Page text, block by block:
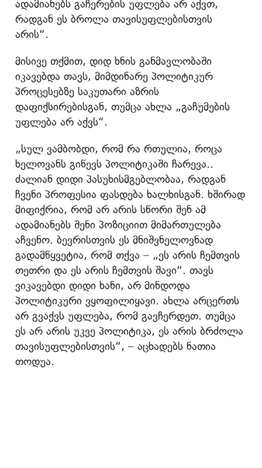
ადამიანებს გაჩერების უფლება არ აქვთ,
რადგან ეს ბროლა თავისუფლებისთვის
არის“.
მისივე თქმით, დიდ ხნის განმავლობაში
იკავებდა თავს, მიმდინარე პოლიტიკურ
პროცესებზე საკუთარი აზრის
დაფიქსირებისგან, თუმცა ახლა „გაჩუმების
უფლება არ აქვს“.
„სულ ვამბობდი, რომ რა რთულია, როცა
ხელოვანს გიწევს პოლიტიკაში ჩარევა..
ძალიან დიდი პასუხისმგებლობაა, რადგან
ჩვენი პროფესია ფასდება ხალხისგან. ხშირად
მიფიქრია, რომ არ არის სწორი შენ ამ
ადამიანებს შენი პოზიციით მიმართულება
აჩვენო. ბევრისთვის ეს მნიშვნელოვნად
გადამწყვეტია, რომ თქვა – „ეს არის ჩემთვის
თეთრი და ეს არის ჩემთვის შავი“. თავს
ვიკავებდი დიდი ხანი, არ მინდოდა
პოლიტიკური ვყოფილიყავი. ახლა არცერთს
არ გვაქვს უფლება, რომ გავჩერდეთ. თუმცა
ეს არ არის უკვე პოლიტიკა, ეს არის ბრძოლა
თავისუფლებისთვის“, – აცხადებს ნათია
თოდუა.